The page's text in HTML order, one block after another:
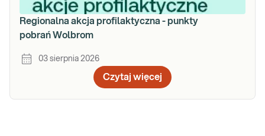
Regionalna akcja profilaktyczna - punkty
pobrań Wolbrom
03 sierpnia 2026
Czytaj więcej